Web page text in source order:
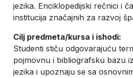
jezika. Enciklopedijski rečnici i
institucija značajnih za razvoj
Cilj predmeta/kursa i ishodi:
Studenti stiču odgovarajuću
pojmovnu i bibliografsku bazu
jezika i upoznaju se sa